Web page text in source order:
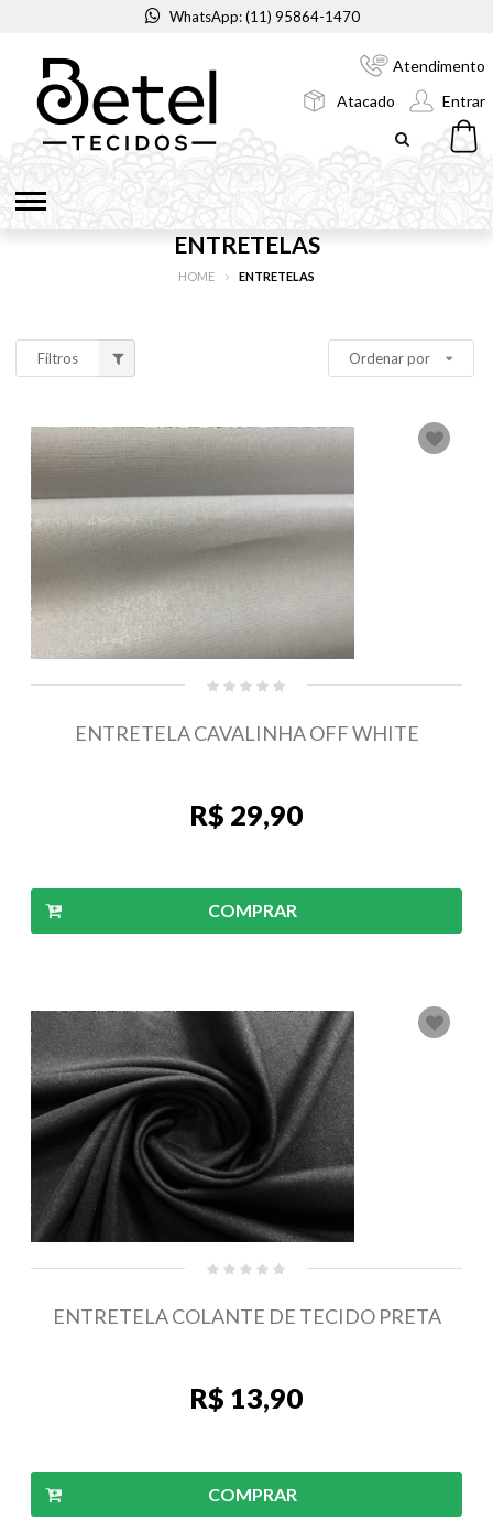
WhatsApp: (11) 95864-1470
Atendimento
Atacado
Entrar
ENTRETELAS
HOME ENTRETELAS
Filtros Ordenar por
ENTRETELA CAVALINHA OFF WHITE
R$ 29,90
COMPRAR
ENTRETELA COLANTE DE TECIDO PRETA
R$ 13,90
COMPRAR